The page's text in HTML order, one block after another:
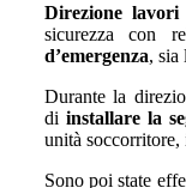
Direzione lavori
sicurezza con
d’emergenza, sia
Durante la
di installare la
unità soccorritore,
Sono poi state